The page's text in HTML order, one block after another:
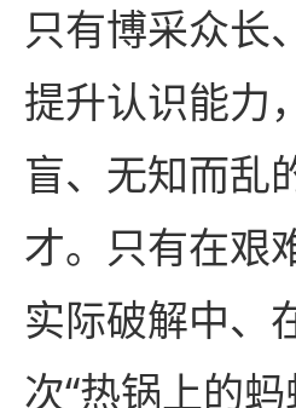
只有博采众长
提升认识能力
盲、无知而乱
才。只有在艰
实际破解中、
次“热锅上的